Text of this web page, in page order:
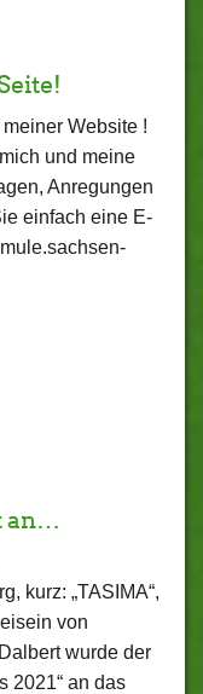
Website !
und meine
Anregungen
einfach eine E-
an…
kurz: „TASIMA“,
von
wurde der
2021“ an das